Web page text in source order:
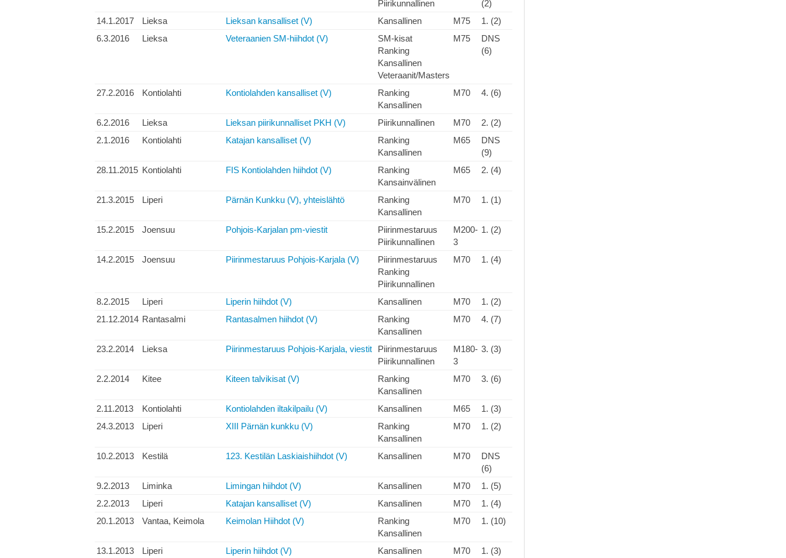
Piirikunnallinen
(2)
14.1.2017
Lieksa Lieksan kansalliset (V) Kansallinen M75
1. (2)
6.3.2016
Lieksa Veteraanien SM-hiihdot (V)
SM-kisat
Ranking
Kansallinen
Veteraanit/Masters
M75
DNS
(6)
27.2.2016 Kontiolahti Kontiolahden kansalliset (V)
Ranking
Kansallinen
M70 4. (6)
6.2.2016 Lieksa Lieksan piirikunnalliset PKH (V) Piirikunnallinen M70
2. (2)
2.1.2016
Kontiolahti Katajan kansalliset (V)
Ranking
Kansallinen
M65
DNS
(9)
28.11.2015 Kontiolahti FIS Kontiolahden hiihdot (V)
Ranking
Kansainvälinen
M65 2. (4)
21.3.2015 Liperi Pärnän Kunkku (V), yhteislähtö
Ranking
Kansallinen
M70 1. (1)
15.2.2015 Joensuu Pohjois-Karjalan pm-viestit
Piirinmestaruus
Piirikunnallinen
M200-
3
1. (2)
14.2.2015 Joensuu Piirinmestaruus Pohjois-Karjala (V)
Piirinmestaruus
Ranking
Piirikunnallinen
M70 1. (4)
8.2.2015 Liperi Liperin hiihdot (V) Kansallinen M70
1. (2)
21.12.2014 Rantasalmi Rantasalmen hiihdot (V)
Ranking
Kansallinen
M70 4. (7)
23.2.2014 Lieksa Piirinmestaruus Pohjois-Karjala, viestit
Piirinmestaruus
Piirikunnallinen
M180-
3
3. (3)
2.2.2014 Kitee Kiteen talvikisat (V)
Ranking
Kansallinen
M70 3. (6)
2.11.2013 Kontiolahti Kontiolahden iltakilpailu (V) Kansallinen M65
1. (3)
24.3.2013
Liperi XIII Pärnän kunkku (V)
Ranking
Kansallinen
M70 1. (2)
10.2.2013 Kestilä 123. Kestilän Laskiaishiihdot (V) Kansallinen M70
DNS
(6)
9.2.2013
Liminka Limingan hiihdot (V) Kansallinen M70
1. (5)
2.2.2013
Liperi Katajan kansalliset (V) Kansallinen M70
1. (4)
20.1.2013
Vantaa, Keimola Keimolan Hiihdot (V)
Ranking
Kansallinen
M70 1. (10)
13.1.2013 Liperi Liperin hiihdot (V) Kansallinen M70 1. (3)